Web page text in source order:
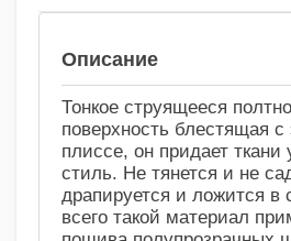
Описание
Тонкое струящееся
поверхность блестящая
плиссе, он придает ткани
стиль. Не тянется и не
драпируется и ложится в
всего такой материал